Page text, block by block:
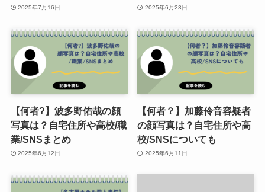
2025年7月16日 2025年6月23日
【何者?】波多野佑哉の顔
写真は？自宅住所や高校/職
業/SNSまとめ
2025年6月12日
【何者？】加藤伶音容疑者
の顔写真は？自宅住所や高
校/SNSについても
2025年6月11日